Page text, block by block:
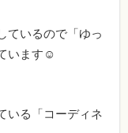
ているので「ゆっ
います☺
いる「コーディネ